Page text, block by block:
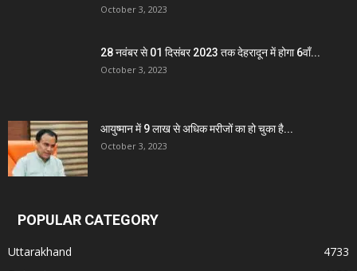
October 3, 2023
28 नवंबर से 01 दिसंबर 2023 तक देहरादून में होगा 6वाँ...
October 3, 2023
आयुष्मान में 9 लाख से अधिक मरीजों का हो चुका है...
October 3, 2023
POPULAR CATEGORY
Uttarakhand
4733